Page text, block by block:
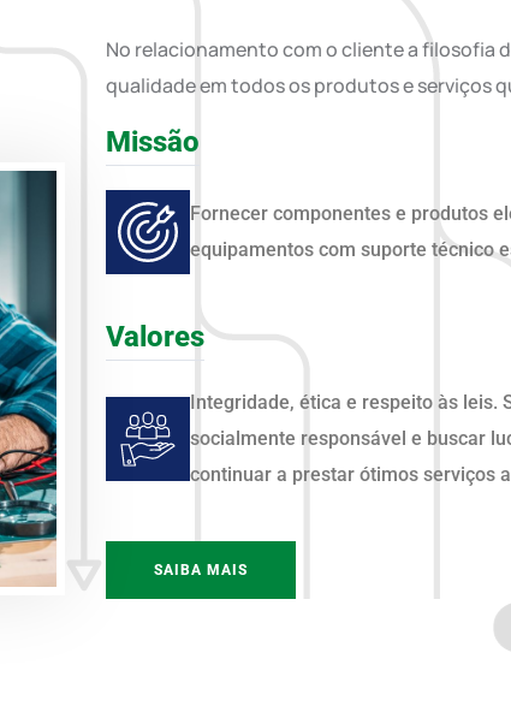
No relacionamento com o cliente a filosofia
qualidade em todos os produtos e serviços
Missão
Fornecer componentes e produtos
equipamentos com suporte técnico
Valores
Integridade, ética e respeito às leis.
socialmente responsável e buscar
continuar a prestar ótimos serviços
SAIBA MAIS